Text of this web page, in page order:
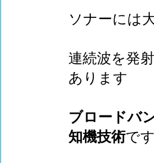
ソナーには
連続波を発
あります
ブロードバ
知機技術で